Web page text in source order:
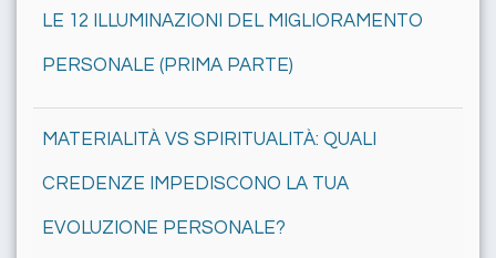
LE 12 ILLUMINAZIONI DEL MIGLIORAMENTO
PERSONALE (PRIMA PARTE)
MATERIALITÀ VS SPIRITUALITÀ: QUALI
CREDENZE IMPEDISCONO LA TUA
EVOLUZIONE PERSONALE?